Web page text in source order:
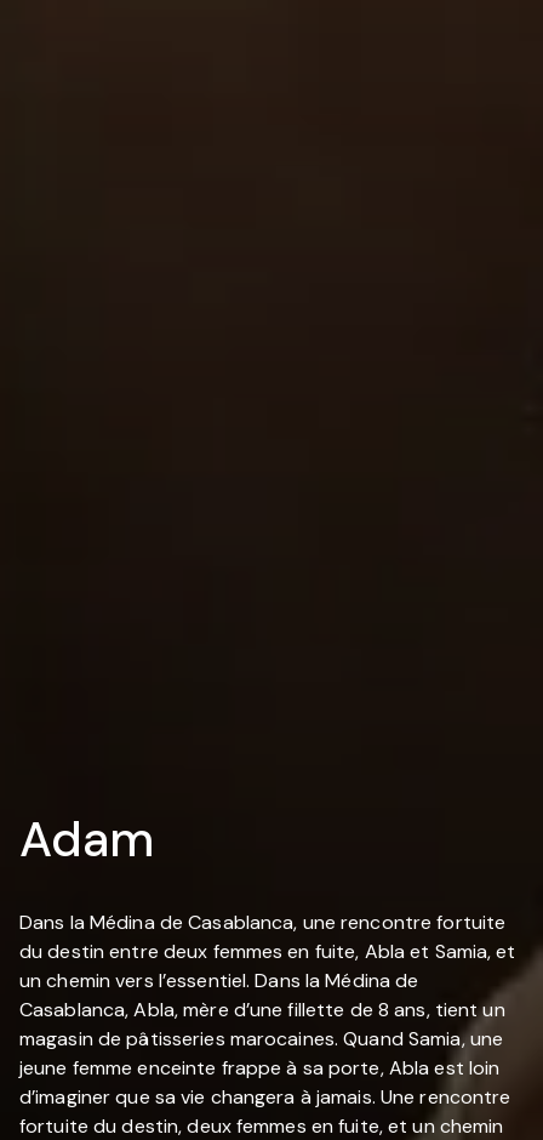
Adam
Dans la Médina de Casablanca, une rencontre fortuite
du destin entre deux femmes en fuite, Abla et Samia, et
un chemin vers l’essentiel. Dans la Médina de
Casablanca, Abla, mère d’une fillette de 8 ans, tient un
magasin de pâtisseries marocaines. Quand Samia, une
jeune femme enceinte frappe à sa porte, Abla est loin
d’imaginer que sa vie changera à jamais. Une rencontre
fortuite du destin, deux femmes en fuite, et un chemin